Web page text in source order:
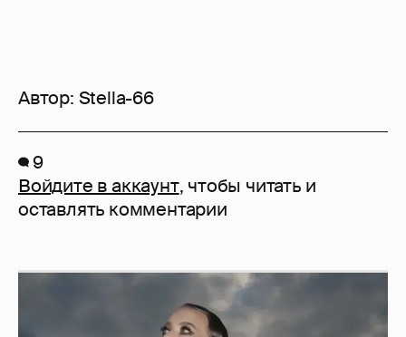
Автор: Stella-66
9
Войдите в аккаунт, чтобы читать и
оставлять комментарии